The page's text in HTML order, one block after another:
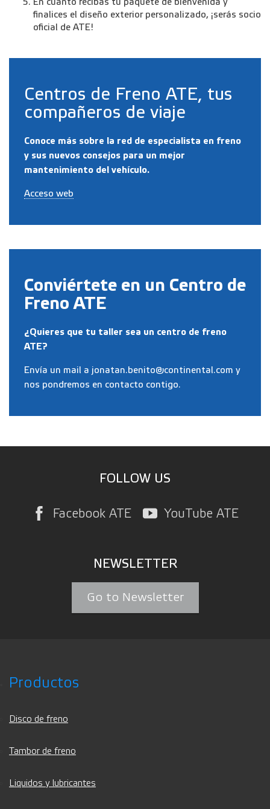
finalices el diseño exterior personalizado, ¡serás socio
oficial de ATE!
Centros de Freno ATE, tus
compañeros de viaje
Conoce más sobre la red de especialista en freno
y sus nuevos consejos para un mejor
mantenimiento del vehículo.
Acceso web
Conviértete en un Centro de
Freno ATE
¿Quieres que tu taller sea un centro de freno
ATE?
Envía un mail a jonatan.benito@continental.com y
nos pondremos en contacto contigo.
FOLLOW US
Facebook ATE YouTube ATE
NEWSLETTER
Go to Newsletter
Productos
Disco de freno
Tambor de freno
Liquidos y lubricantes